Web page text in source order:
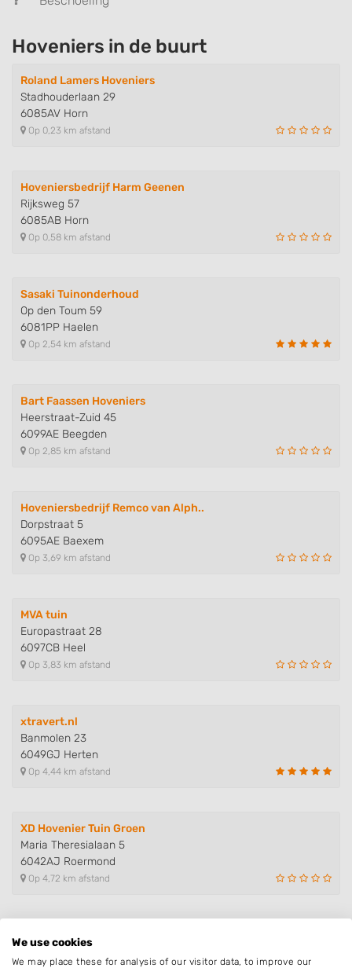
Hoveniers in de buurt
Roland Lamers Hoveniers
Stadhouderlaan 29
6085AV Horn
Op 0,23 km afstand
Hoveniersbedrijf Harm Geenen
Rijksweg 57
6085AB Horn
Op 0,58 km afstand
Sasaki Tuinonderhoud
Op den Toum 59
6081PP Haelen
Op 2,54 km afstand
Bart Faassen Hoveniers
Heerstraat-Zuid 45
6099AE Beegden
Op 2,85 km afstand
Hoveniersbedrijf Remco van Alph..
Dorpstraat 5
6095AE Baexem
Op 3,69 km afstand
MVA tuin
Europastraat 28
6097CB Heel
Op 3,83 km afstand
xtravert.nl
Banmolen 23
6049GJ Herten
Op 4,44 km afstand
XD Hovenier Tuin Groen
Maria Theresialaan 5
6042AJ Roermond
Op 4,72 km afstand
Hoveniersbedrijf Ramon Schreurs
We use cookies
We may place these for analysis of our visitor data, to improve our